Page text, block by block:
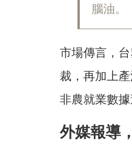
腦油。
市場傳言，
裁，再加上
非農就業數
外媒報導